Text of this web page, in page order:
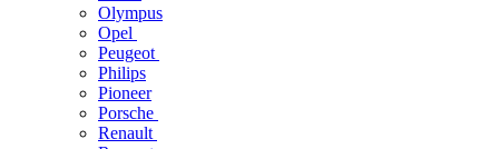
Olympus
Opel
Peugeot
Philips
Pioneer
Porsche
Renault